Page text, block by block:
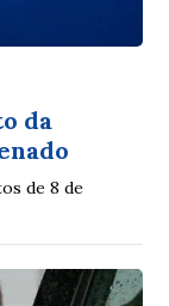
da
de 8 de